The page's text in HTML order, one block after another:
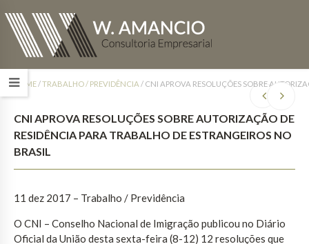
HOME/TRABALHO / PREVIDÊNCIA / CNI APROVA RESOLUÇÕES SOBRE
CNI APROVA RESOLUÇÕES SOBRE AUTORIZAÇÃO DE
RESIDÊNCIA PARA TRABALHO DE ESTRANGEIROS NO
BRASIL
11 dez 2017 – Trabalho / Previdência
O CNI – Conselho Nacional de Imigração publicou no Diário
Oficial da União desta sexta-feira (8-12) 12 resoluções que